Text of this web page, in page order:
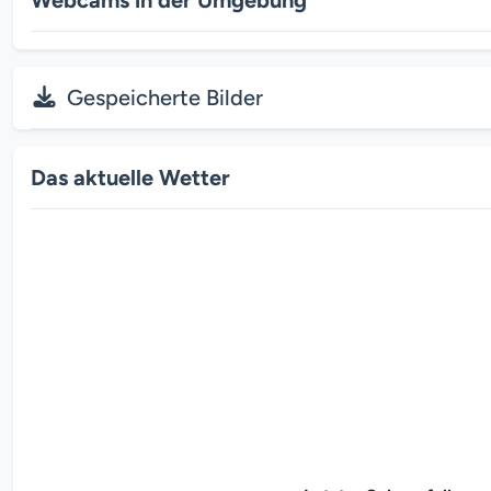
Gespeicherte Bilder
Das aktuelle Wetter